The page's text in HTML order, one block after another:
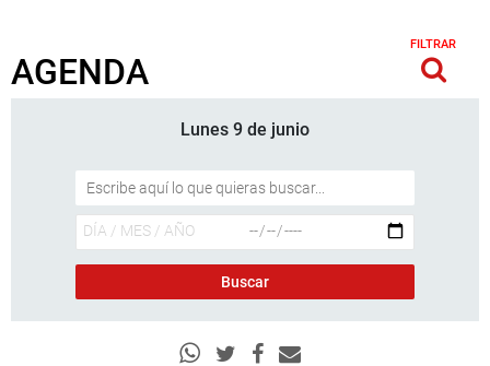
AGENDA
FILTRAR
Lunes 9 de junio